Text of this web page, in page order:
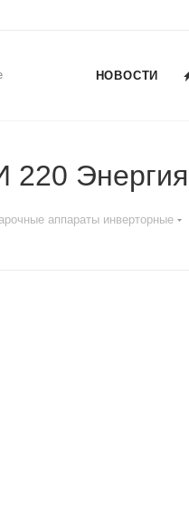
НОВОСТИ
220 Энергия
аппараты инверторные